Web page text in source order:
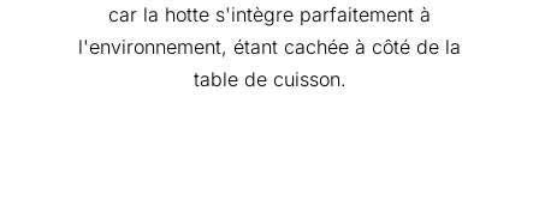
car la hotte s'intègre parfaitement à
l'environnement, étant cachée à côté de la
table de cuisson.